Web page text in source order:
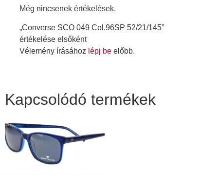
Még nincsenek értékelések.
„Converse SCO 049 Col.96SP 52/21/145”
értékelése elsőként
Vélemény írásához lépj be előbb.
Kapcsolódó termékek